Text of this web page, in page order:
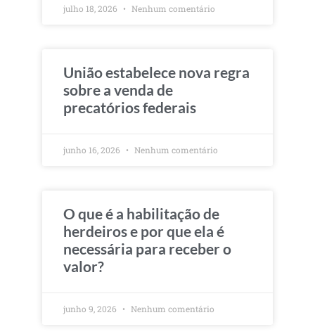
julho 18, 2026 Nenhum comentário
União estabelece nova regra
sobre a venda de
precatórios federais
junho 16, 2026 Nenhum comentário
O que é a habilitação de
herdeiros e por que ela é
necessária para receber o
valor?
junho 9, 2026 Nenhum comentário